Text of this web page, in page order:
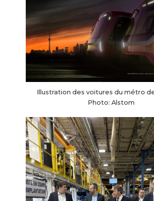
Illustration des voitures du métro
Photo: Alstom